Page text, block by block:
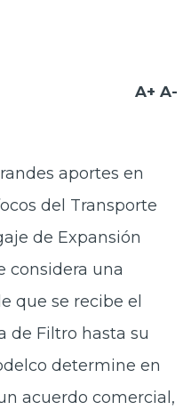
A+ A-
aportes en
del Transporte
de Expansión
considera una
que se recibe el
de Filtro hasta su
determine en
acuerdo comercial,